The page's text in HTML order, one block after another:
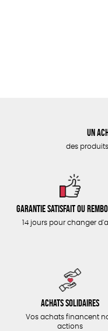
Un
des
Garantie satisfait ou
14 jours pour changer
Achats solidaires
Vos achats financent
actions